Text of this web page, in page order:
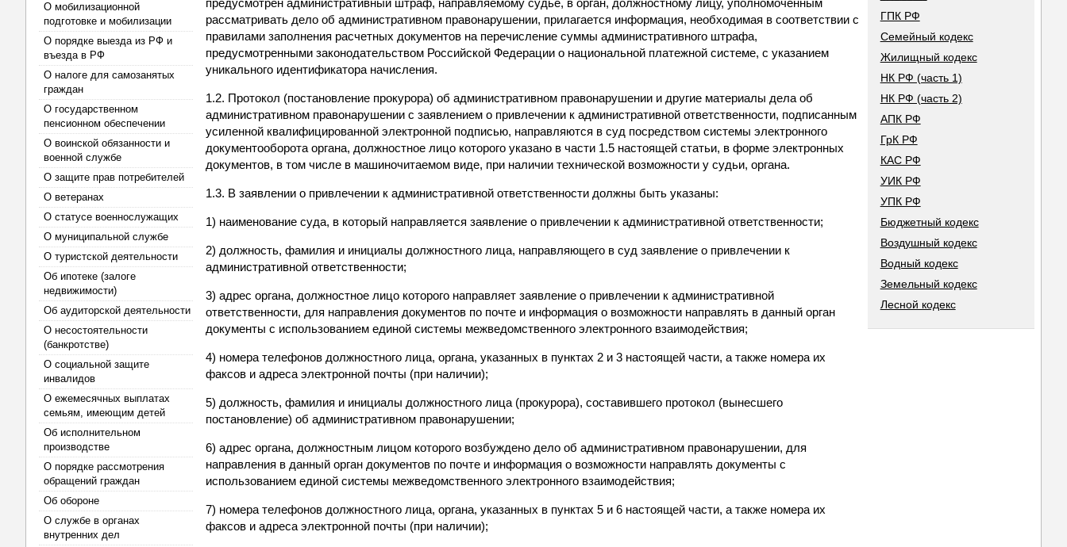
О мобилизационной
подготовке и мобилизации
О порядке выезда из РФ и
въезда в РФ
О налоге для самозанятых
граждан
О государственном
пенсионном обеспечении
О воинской обязанности и
военной службе
О защите прав потребителей
О ветеранах
О статусе военнослужащих
О муниципальной службе
О туристской деятельности
Об ипотеке (залоге
недвижимости)
Об аудиторской деятельности
О несостоятельности
(банкротстве)
О социальной защите
инвалидов
О ежемесячных выплатах
семьям, имеющим детей
Об исполнительном
производстве
О порядке рассмотрения
обращений граждан
Об обороне
О службе в органах
внутренних дел
предусмотрен административный штраф, направляемому судье, в орган, должностному лицу, уполномоченным
рассматривать дело об административном правонарушении, прилагается информация, необходимая в соответствии с
правилами заполнения расчетных документов на перечисление суммы административного штрафа,
предусмотренными законодательством Российской Федерации о национальной платежной системе, с указанием
уникального идентификатора начисления.
1.2. Протокол (постановление прокурора) об административном правонарушении и другие материалы дела об
административном правонарушении с заявлением о привлечении к административной ответственности, подписанным
усиленной квалифицированной электронной подписью, направляются в суд посредством системы электронного
документооборота органа, должностное лицо которого указано в части 1.5 настоящей статьи, в форме электронных
документов, в том числе в машиночитаемом виде, при наличии технической возможности у судьи, органа.
1.3. В заявлении о привлечении к административной ответственности должны быть указаны:
1) наименование суда, в который направляется заявление о привлечении к административной ответственности;
2) должность, фамилия и инициалы должностного лица, направляющего в суд заявление о привлечении к
административной ответственности;
3) адрес органа, должностное лицо которого направляет заявление о привлечении к административной
ответственности, для направления документов по почте и информация о возможности направлять в данный орган
документы с использованием единой системы межведомственного электронного взаимодействия;
4) номера телефонов должностного лица, органа, указанных в пунктах 2 и 3 настоящей части, а также номера их
факсов и адреса электронной почты (при наличии);
5) должность, фамилия и инициалы должностного лица (прокурора), составившего протокол (вынесшего
постановление) об административном правонарушении;
6) адрес органа, должностным лицом которого возбуждено дело об административном правонарушении, для
направления в данный орган документов по почте и информация о возможности направлять документы с
использованием единой системы межведомственного электронного взаимодействия;
7) номера телефонов должностного лица, органа, указанных в пунктах 5 и 6 настоящей части, а также номера их
факсов и адреса электронной почты (при наличии);
ГПК РФ
Семейный кодекс
Жилищный кодекс
НК РФ (часть 1)
НК РФ (часть 2)
АПК РФ
ГрК РФ
КАС РФ
УИК РФ
УПК РФ
Бюджетный кодекс
Воздушный кодекс
Водный кодекс
Земельный кодекс
Лесной кодекс